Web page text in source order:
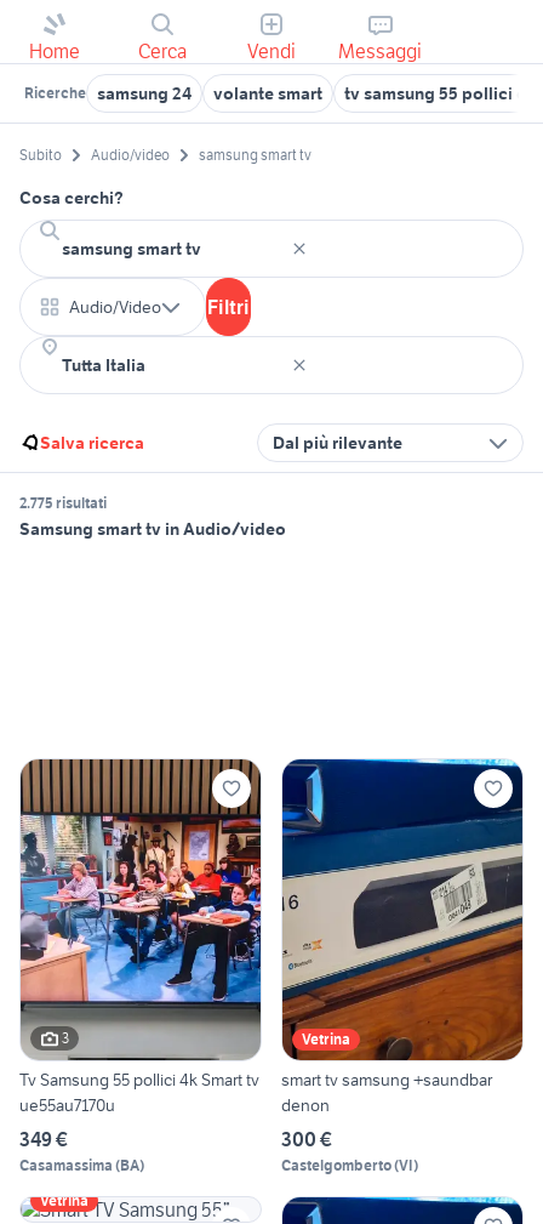
Home Cerca Vendi Messaggi
Ricerche samsung 24 volante smart tv samsung 55 pollici
Subito Audio/video samsung smart tv
Cosa cerchi?
Audio/Video Filtri
Salva ricerca Dal più rilevante
2.775 risultati
Samsung smart tv in Audio/video
3
Tv Samsung 55 pollici 4k Smart tv
ue55au7170u
349 €
Casamassima (BA)
Vetrina
smart tv samsung +saundbar
denon
300 €
Castelgomberto(VI)
Vetrina